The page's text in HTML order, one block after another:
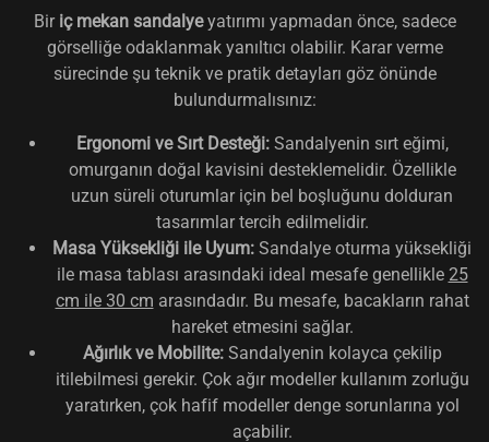
Bir iç mekan sandalyeyatırımı yapmadan önce, sadece
görselliğe odaklanmak yanıltıcı olabilir. Karar verme
sürecinde şu teknik ve pratik detayları göz önünde
bulundurmalısınız:
Ergonomi ve Sırt Desteği:Sandalyenin sırt eğimi,
omurganın doğal kavisini desteklemelidir. Özellikle
uzun süreli oturumlar için bel boşluğunu dolduran
tasarımlar tercih edilmelidir.
Masa Yüksekliği ile Uyum: Sandalye oturma yüksekliği
ile masa tablası arasındaki ideal mesafe genellikle 25
cm ile 30 cm arasındadır. Bu mesafe, bacakların rahat
hareket etmesini sağlar.
Ağırlık ve Mobilite:Sandalyenin kolayca çekilip
itilebilmesi gerekir. Çok ağır modeller kullanım zorluğu
yaratırken, çok hafif modeller denge sorunlarına yol
açabilir.